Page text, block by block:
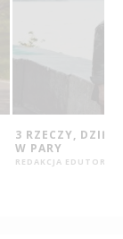
PROBLEMY
BIAŁEK